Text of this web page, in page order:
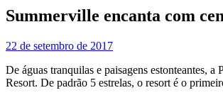
Summerville encanta com
22 de setembro de 2017
De águas tranquilas e paisagens estonteantes,
Resort. De padrão 5 estrelas, o resort é o